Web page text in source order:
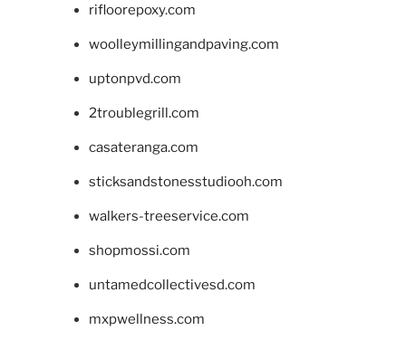
rifloorepoxy.com
woolleymillingandpaving.com
uptonpvd.com
2troublegrill.com
casateranga.com
sticksandstonesstudiooh.com
walkers-treeservice.com
shopmossi.com
untamedcollectivesd.com
mxpwellness.com